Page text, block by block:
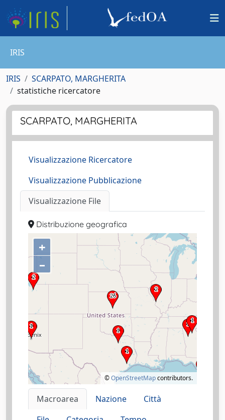
IRIS
IRIS
SCARPATO, MARGHERITA
statistiche ricercatore
SCARPATO, MARGHERITA
Visualizzazione Ricercatore
Visualizzazione Pubblicazione
Visualizzazione File
Distribuzione geografica
+
–
©OpenStreetMapcontributors.
Macroarea Nazione
Città